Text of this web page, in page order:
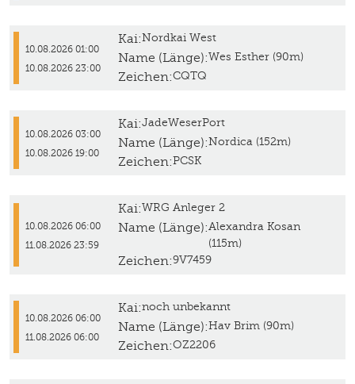
10.08.2026 01:00
10.08.2026 23:00
Kai:Nordkai West
Name (Länge):Wes Esther (90m)
Zeichen:CQTQ
10.08.2026 03:00
10.08.2026 19:00
Kai:JadeWeserPort
Name (Länge):Nordica (152m)
Zeichen:PCSK
10.08.2026 06:00
11.08.2026 23:59
Kai:WRG Anleger 2
Name (Länge):Alexandra Kosan
(115m)
Zeichen:9V7459
10.08.2026 06:00
11.08.2026 06:00
Kai:noch unbekannt
Name (Länge):Hav Brim (90m)
Zeichen:OZ2206